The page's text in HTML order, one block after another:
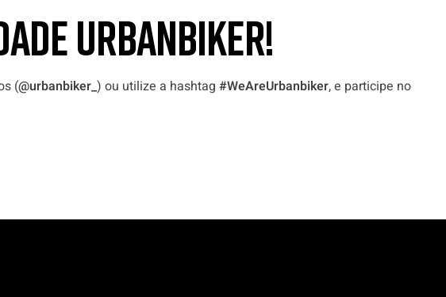
URBANBIKER!
(@urbanbiker_) ou utilize a hashtag #WeAreUrbanbiker, e participe no